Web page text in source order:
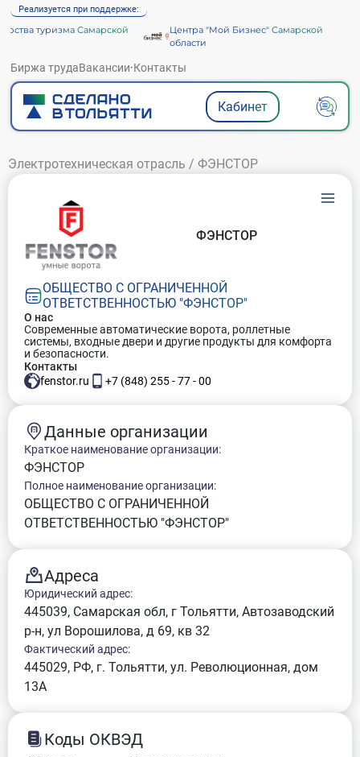
Реализуется при поддержке:
туризма Самарской
Центра "Мой Бизнес" Самарской
области
Биржа трудаВакансии·Контакты
Кабинет
Электротехническая отрасль / ФЭНСТОР
ОБЩЕСТВО С ОГРАНИЧЕННОЙ
ОТВЕТСТВЕННОСТЬЮ "ФЭНСТОР"
ФЭНСТОР
О нас
Современные автоматические ворота, роллетные
системы, входные двери и другие продукты для комфорта
и безопасности.
Контакты
fenstor.ru
+7 (848) 255 - 77 - 00
Данные организации
Краткое наименование организации:
ФЭНСТОР
Полное наименование организации:
ОБЩЕСТВО С ОГРАНИЧЕННОЙ
ОТВЕТСТВЕННОСТЬЮ "ФЭНСТОР"
Адреса
Юридический адрес:
445039, Самарская обл, г Тольятти, Автозаводский
р-н, ул Ворошилова, д 69, кв 32
Фактический адрес:
445029, РФ, г. Тольятти, ул. Революционная, дом
13А
Коды ОКВЭД